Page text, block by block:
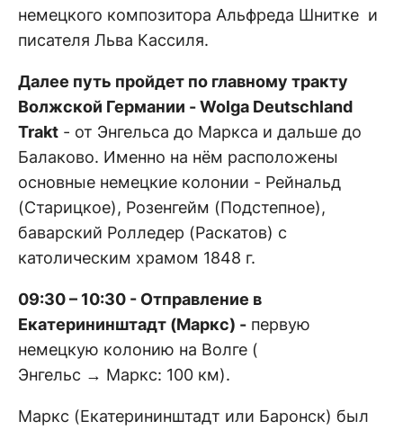
немецкого композитора Альфреда Шнитке и
писателя Льва Кассиля.
Далее путь пройдет по главному тракту
Волжской Германии - Wolga Deutschland
Trakt - от Энгельса до Маркса и дальше до
Балаково. Именно на нём расположены
основные немецкие колонии - Рейнальд
(Старицкое), Розенгейм (Подстепное),
баварский Ролледер (Раскатов) с
католическим храмом 1848 г.
09:30 – 10:30 - Отправление в
Екатерининштадт (Маркс) - первую
немецкую колонию на Волге (
Энгельс → Маркс: 100 км).
Маркс (Екатерининштадт или Баронск) был